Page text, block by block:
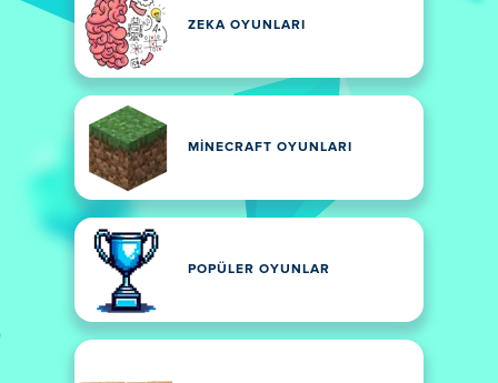
ZEKA OYUNLARI
MINECRAFT OYUNLARI
POPÜLER OYUNLAR